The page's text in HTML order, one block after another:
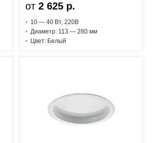
от 2 625 р.
10 — 40 Вт, 220В
Диаметр: 113 — 280 мм
Цвет: Белый